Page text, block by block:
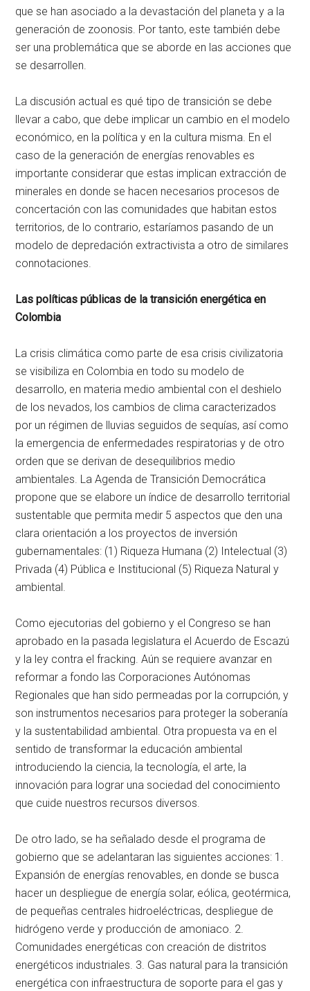
que se han asociado a la devastación del planeta y a la
generación de zoonosis. Por tanto, este también debe
ser una problemática que se aborde en las acciones que
se desarrollen.
La discusión actual es qué tipo de transición se debe
llevar a cabo, que debe implicar un cambio en el modelo
económico, en la política y en la cultura misma. En el
caso de la generación de energías renovables es
importante considerar que estas implican extracción de
minerales en donde se hacen necesarios procesos de
concertación con las comunidades que habitan estos
territorios, de lo contrario, estaríamos pasando de un
modelo de depredación extractivista a otro de similares
connotaciones.
Las políticas públicas de la transición energética en
Colombia
La crisis climática como parte de esa crisis civilizatoria
se visibiliza en Colombia en todo su modelo de
desarrollo, en materia medio ambiental con el deshielo
de los nevados, los cambios de clima caracterizados
por un régimen de lluvias seguidos de sequías, así como
la emergencia de enfermedades respiratorias y de otro
orden que se derivan de desequilibrios medio
ambientales. La Agenda de Transición Democrática
propone que se elabore un índice de desarrollo territorial
sustentable que permita medir 5 aspectos que den una
clara orientación a los proyectos de inversión
gubernamentales: (1) Riqueza Humana (2) Intelectual (3)
Privada (4) Pública e Institucional (5) Riqueza Natural y
ambiental.
Como ejecutorias del gobierno y el Congreso se han
aprobado en la pasada legislatura el Acuerdo de Escazú
y la ley contra el fracking. Aún se requiere avanzar en
reformar a fondo las Corporaciones Autónomas
Regionales que han sido permeadas por la corrupción, y
son instrumentos necesarios para proteger la soberanía
y la sustentabilidad ambiental. Otra propuesta va en el
sentido de transformar la educación ambiental
introduciendo la ciencia, la tecnología, el arte, la
innovación para lograr una sociedad del conocimiento
que cuide nuestros recursos diversos.
De otro lado, se ha señalado desde el programa de
gobierno que se adelantaran las siguientes acciones: 1.
Expansión de energías renovables, en donde se busca
hacer un despliegue de energía solar, eólica, geotérmica,
de pequeñas centrales hidroeléctricas, despliegue de
hidrógeno verde y producción de amoniaco. 2.
Comunidades energéticas con creación de distritos
energéticos industriales. 3. Gas natural para la transición
energética con infraestructura de soporte para el gas y